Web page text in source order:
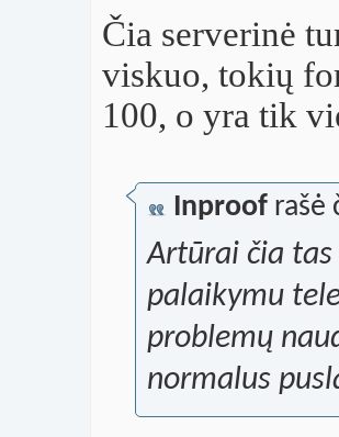
Čia serverinė
viskuo, tokių
100, o yra tik
Inproof rašė
Artūrai čia
palaikymu
problemų
normalus